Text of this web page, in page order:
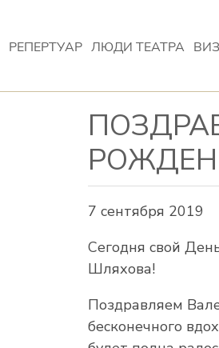
РЕПЕРТУАР ЛЮДИ ТЕАТРА
7 сентября 2019
Сегодня свой
Шляхова!
Поздравляем
бесконечного